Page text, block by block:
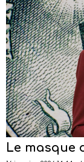
Le masque